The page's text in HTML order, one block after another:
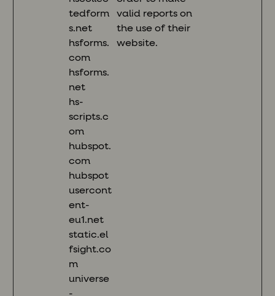
tedform
s.net
hsforms.
com
hsforms.
net
hs-
scripts.c
om
hubspot.
com
hubspot
usercont
ent-
eu1.net
static.el
fsight.co
m
universe
-
valid reports on
the use of their
website.